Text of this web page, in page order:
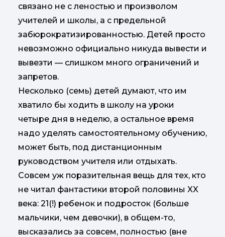
связано не с леностью и произволом
учителей и школы, а с предельной
забюрократизированностью. Детей просто
невозможно официально никуда вывести и
вывезти — слишком много ограничений и
запретов.
Несколько (семь) детей думают, что им
хватило бы ходить в школу на уроки
четыре дня в неделю, а остальное время
надо уделять самостоятельному обучению,
может быть, под дистанционным
руководством учителя или отдыхать.
Совсем уж поразительная вещь для тех, кто
не читал фантастики второй половины XX
века: 21(!) ребенок и подросток (больше
мальчики, чем девочки), в общем-то,
высказались за совсем, полностью (вне